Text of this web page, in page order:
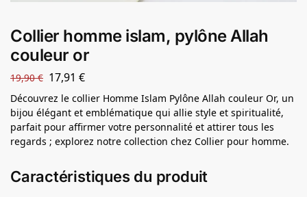
Collier homme islam, pylône Allah
couleur or
19,90€ 17,91 €
Découvrez le collier Homme Islam Pylône Allah couleur Or, un
bijou élégant et emblématique qui allie style et spiritualité,
parfait pour affirmer votre personnalité et attirer tous les
regards ; explorez notre collection chez Collier pour homme.
Caractéristiques du produit